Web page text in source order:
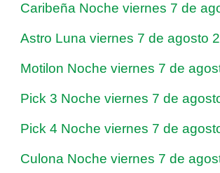
Caribeña Noche viernes 7 de
Astro Luna viernes 7 de agosto
Motilon Noche viernes 7 de
Pick 3 Noche viernes 7 de
Pick 4 Noche viernes 7 de
Culona Noche viernes 7 de